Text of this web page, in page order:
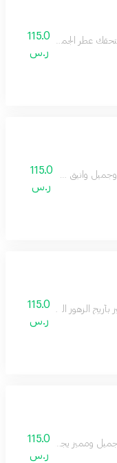
115.0
ر.س
وانيق جدا عطرك في كل
115.0
ر.س
الزهور البيضاء وعبير
115.0
ر.س
115.0
ر.س